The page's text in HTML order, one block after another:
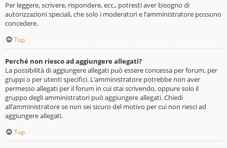
Per leggere, scrivere, rispondere, ecc., potresti aver bisogno di
autorizzazioni speciali, che solo i moderatori e l’amministratore possono
concedere.
Top
Perché non riesco ad aggiungere allegati?
La possibilità di aggiungere allegati può essere concessa per forum, per
gruppi o per utenti specifici. L’amministratore potrebbe non aver
permesso allegati per il forum in cui stai scrivendo, oppure solo il
gruppo degli amministratori può aggiungere allegati. Chiedi
all’amministratore se non sei sicuro del motivo per cui non riesci ad
aggiungere allegati.
Top